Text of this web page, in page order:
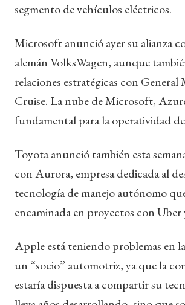
segmento de vehículos eléctricos.
Microsoft anunció ayer su alianza
alemán VolksWagen, aunque
relaciones estratégicas con
Cruise. La nube de Microsoft,
fundamental para la operatividad
Toyota anunció también esta
con Aurora, empresa dedicada al
tecnología de manejo autónomo
encaminada en proyectos con
Apple está teniendo problemas en
un “socio” automotriz, ya que la
estaría dispuesta a compartir su